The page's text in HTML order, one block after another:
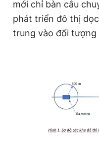
mới chỉ bàn câu
phát triển đô thị
trung vào đối